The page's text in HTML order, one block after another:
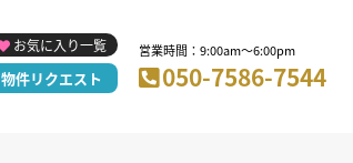
お気に入り一覧
物件リクエスト
営業時間：9:00am～6:00pm
050-7586-7544